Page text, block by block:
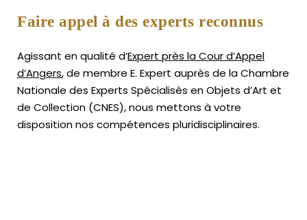
Faire appel à des experts reconnus
Agissant en qualité d’Expert près la Cour d’Appel
d’Angers, de membre E. Expert auprès de laChambre
Nationale des Experts Spécialisés en Objets d’Art et
de Collection (CNES),nous mettons à votre
disposition nos compétences pluridisciplinaires.